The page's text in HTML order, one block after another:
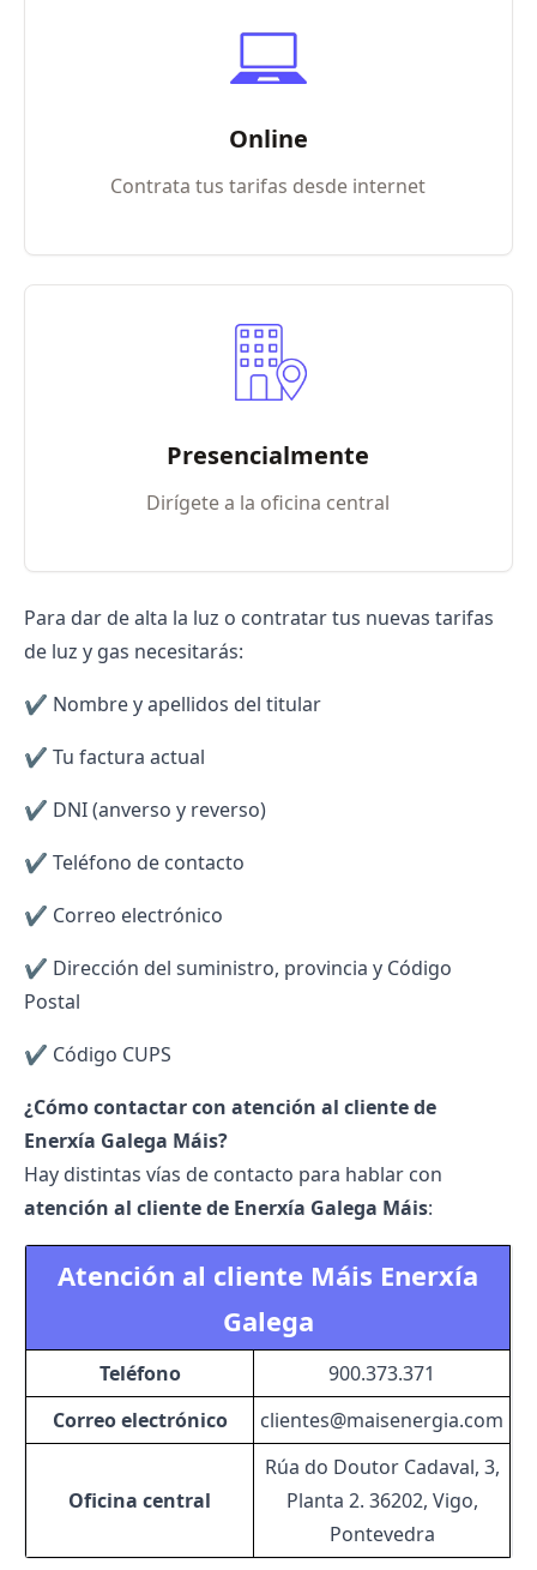
Online
Contrata tus tarifas desde internet
Presencialmente
Dirígete a la oficina central
Para dar de alta la luz o contratar tus nuevas tarifas
de luz y gas necesitarás:
✔️ Nombre y apellidos del titular
✔️ Tu factura actual
✔️ DNI (anverso y reverso)
✔️ Teléfono de contacto
✔️ Correo electrónico
✔️ Dirección del suministro, provincia y Código
Postal
✔️ Código CUPS
¿Cómo contactar con atención al cliente de
Enerxía Galega Máis?
Hay distintas vías de contacto para hablar con
atención al cliente de Enerxía Galega Máis:
Atención al cliente Máis Enerxía
Galega
Teléfono
900.373.371
Correo electrónico
clientes@maisenergia.com
Oficina central
Rúa do Doutor Cadaval, 3,
Planta 2. 36202, Vigo,
Pontevedra